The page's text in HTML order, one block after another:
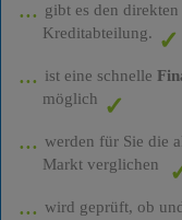
gibt es den
Kreditabteilung.
ist eine schnelle
möglich
werden für Sie die
Markt verglichen
wird geprüft, ob